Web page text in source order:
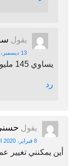
يقول
13 ديسمبر، 2021 الساعة 10:33 ص
يساوي 145 مليون دينار عراقي
رد
يقول
8 فبراير، 2020 الساعة 3:59 م
أين يمكنني تغيير